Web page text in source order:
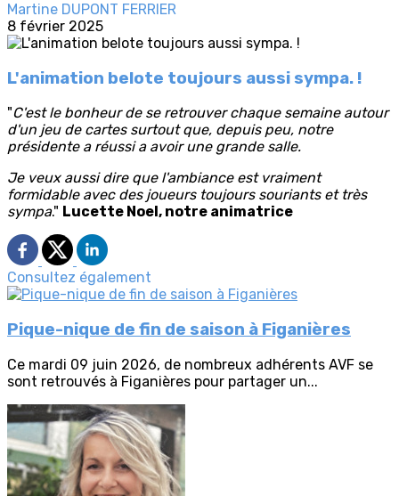
Martine DUPONT FERRIER
8 février 2025
L'animation belote toujours aussi sympa. !
"C'est le bonheur de se retrouver chaque semaine autour
d'un jeu de cartes surtout que, depuis peu, notre
présidente a réussi a avoir une grande salle.
Je veux aussi dire que l'ambiance est vraiment
formidable avec des joueurs toujours souriants et très
sympa." Lucette Noel, notre animatrice
Consultez également
Pique-nique de fin de saison à Figanières
Ce mardi 09 juin 2026, de nombreux adhérents AVF se
sont retrouvés à Figanières pour partager un...